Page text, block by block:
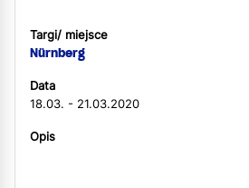
Targi/ miejsce
Nürnberg
Data
18.03. - 21.03.2020
Opis